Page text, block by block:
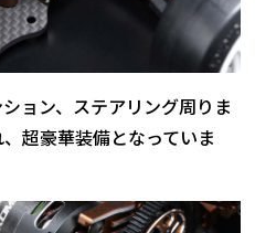
ョン、ステアリング周りま
超豪華装備となっていま